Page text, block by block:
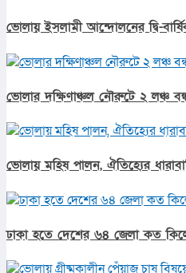
ভোলায় ইসলামী আন্দোলনের দ্বি-
ভোলার দক্ষিণাঞ্চল নৌরুটে ২ লঞ্চ
ভোলায় মহিষ পালন, ঐতিহ্যের
ঢাকা হতে দেশের ৬৪ জেলা কত